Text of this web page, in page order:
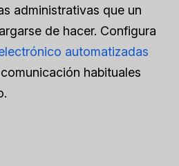
administrativas que un
de hacer. Configura
automatizadas
habituales